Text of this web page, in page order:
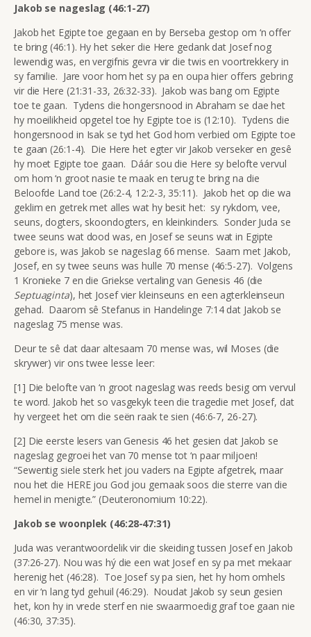
Jakob se nageslag (46:1-27)
Jakob het Egipte toe gegaan en by Berseba gestop om ‘n offer
te bring (46:1). Hy het seker die Here gedank dat Josef nog
lewendig was, en vergifnis gevra vir die twis en voortrekkery in
sy familie. Jare voor hom het sy pa en oupa hier offers gebring
vir die Here (21:31-33, 26:32-33). Jakob was bang om Egipte
toe te gaan. Tydens die hongersnood in Abraham se dae het
hy moeilikheid opgetel toe hy Egipte toe is (12:10). Tydens die
hongersnood in Isak se tyd het God hom verbied om Egipte toe
te gaan (26:1-4). Die Here het egter vir Jakob verseker en gesê
hy moet Egipte toe gaan. Dáár sou die Here sy belofte vervul
om hom ‘n groot nasie te maak en terug te bring na die
Beloofde Land toe (26:2-4, 12:2-3, 35:11). Jakob het op die wa
geklim en getrek met alles wat hy besit het: sy rykdom, vee,
seuns, dogters, skoondogters, en kleinkinders. Sonder Juda se
twee seuns wat dood was, en Josef se seuns wat in Egipte
gebore is, was Jakob se nageslag 66 mense. Saam met Jakob,
Josef, en sy twee seuns was hulle 70 mense (46:5-27). Volgens
1 Kronieke 7 en die Griekse vertaling van Genesis 46 (die
Septuaginta), het Josef vier kleinseuns en een agterkleinseun
gehad. Daarom sê Stefanus in Handelinge 7:14 dat Jakob se
nageslag 75 mense was.
Deur te sê dat daar altesaam 70 mense was, wil Moses (die
skrywer) vir ons twee lesse leer:
[1] Die belofte van ‘n groot nageslag was reeds besig om vervul
te word. Jakob het so vasgekyk teen die tragedie met Josef, dat
hy vergeet het om die seën raak te sien (46:6-7, 26-27).
[2] Die eerste lesers van Genesis 46 het gesien dat Jakob se
nageslag gegroei het van 70 mense tot ‘n paar miljoen!
“Sewentig siele sterk het jou vaders na Egipte afgetrek, maar
nou het die HERE jou God jou gemaak soos die sterre van die
hemel in menigte.” (Deuteronomium 10:22).
Jakob se woonplek (46:28-47:31)
Juda was verantwoordelik vir die skeiding tussen Josef en Jakob
(37:26-27). Nou was hý die een wat Josef en sy pa met mekaar
herenig het (46:28). Toe Josef sy pa sien, het hy hom omhels
en vir ‘n lang tyd gehuil (46:29). Noudat Jakob sy seun gesien
het, kon hy in vrede sterf en nie swaarmoedig graf toe gaan nie
(46:30, 37:35).